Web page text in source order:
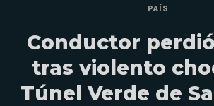
PAÍS
Conductor
tras violento
Túnel Verde de